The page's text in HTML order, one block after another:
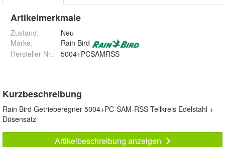
Artikelmerkmale
Zustand:
Neu
Marke:
Rain Bird
Hersteller Nr.:
5004+PCSAMRSS
Kurzbeschreibung
Rain Bird Getrieberegner 5004+PC-SAM-RSS Teilkreis Edelstahl +
Düsensatz
Artikelbeschreibung anzeigen